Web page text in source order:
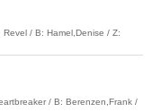
/ B: Hamel,Denise / Z:
/ B: Berenzen,Frank /